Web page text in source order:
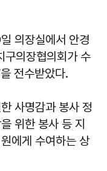
의장실에서 안경
구의장협의회가 수
전수받았다.
사명감과 봉사 정
위한 봉사 등 지
에게 수여하는 상